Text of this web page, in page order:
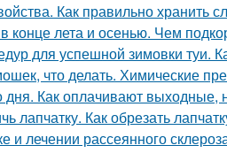
Как правильно хранить
конце лета и осенью. Чем
для успешной зимовки туи.
что делать. Химические
дня. Как оплачивают выходные,
лапчатку. Как обрезать
и лечении рассеянного